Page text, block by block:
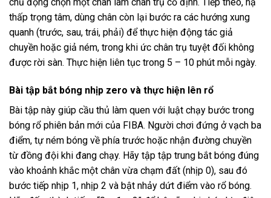
thấp trọng tâm, dùng chân còn lại bước ra các hướng xung
quanh (trước, sau, trái, phải) để thực hiện động tác giả
chuyền hoặc giả ném, trong khi ức chân trụ tuyệt đối không
được rời sàn. Thực hiện liên tục trong 5 – 10 phút mỗi ngày.
Bài tập bắt bóng nhịp zero và thực hiện lên rổ
Bài tập này giúp cầu thủ làm quen với luật chạy bước trong
bóng rổ phiên bản mới của FIBA. Người chơi đứng ở vạch ba
điểm, tự ném bóng về phía trước hoặc nhận đường chuyền
từ đồng đội khi đang chạy. Hãy tập tập trung bắt bóng đúng
vào khoảnh khắc một chân vừa chạm đất (nhịp 0), sau đó
bước tiếp nhịp 1, nhịp 2 và bật nhảy dứt điểm vào rổ bóng.